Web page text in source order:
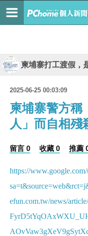
柬埔寨打工渡假，
2025-06-25 00:03:09
柬埔寨警方稱
人」而自相殘
留言 0 收藏 0 推薦
https://
efun.com.tw/news/